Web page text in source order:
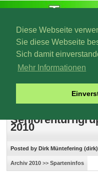
Diese Webseite
Sie diese Webseite
Sich damit
Mehr Informationen
2010
Posted by Dirk Müntefering
Archiv 2010 >>Sparteninfos